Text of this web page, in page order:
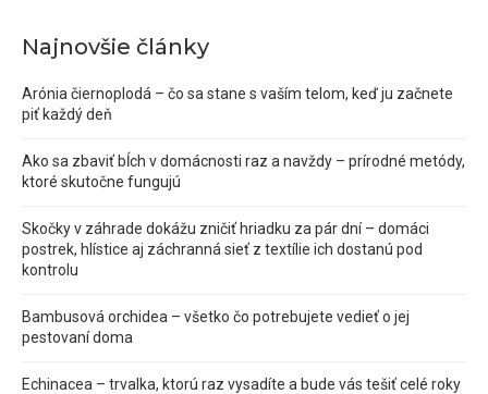
Najnovšie články
Arónia čiernoplodá – čo sa stane s vaším telom, keď ju začnete
piť každý deň
Ako sa zbaviť bĺch v domácnosti raz a navždy – prírodné metódy,
ktoré skutočne fungujú
Skočky v záhrade dokážu zničiť hriadku za pár dní – domáci
postrek, hlístice aj záchranná sieť z textílie ich dostanú pod
kontrolu
Bambusová orchidea – všetko čo potrebujete vedieť o jej
pestovaní doma
Echinacea – trvalka, ktorú raz vysadíte a bude vás tešiť celé roky